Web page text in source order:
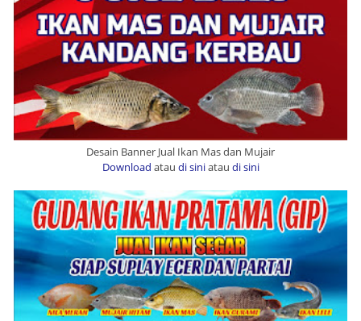
Desain Banner Jual Ikan Mas dan Mujair
Download atau di siniatau di sini